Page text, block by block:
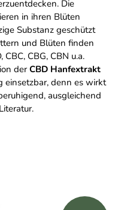
Die
in ihren Blüten
Substanz geschützt
und Blüten finden
CBG, CBN u.a.
derCBD Hanfextrakt
einsetzbar, denn es wirkt
ausgleichend